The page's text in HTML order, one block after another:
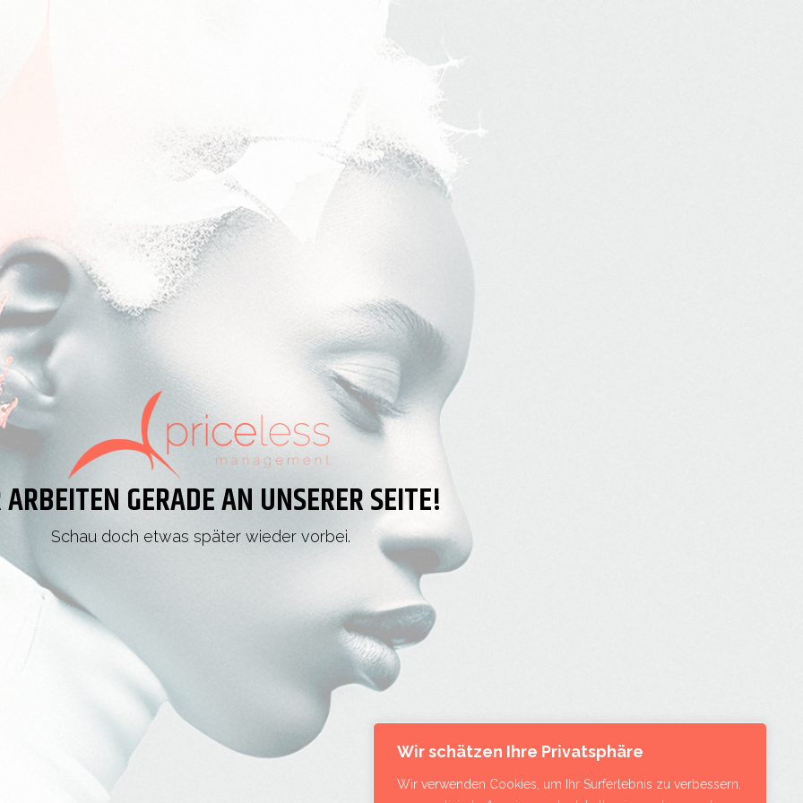
Wir schätzen Ihre Privatsphäre
Wir verwenden Cookies, um Ihr Surferlebnis zu verbessern,
GERADE AN UNSERER SEITE!
Schau doch etwas später wieder vorbei.